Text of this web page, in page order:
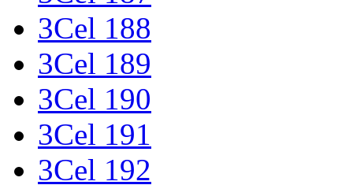
3Cel 188
3Cel 189
3Cel 190
3Cel 191
3Cel 192